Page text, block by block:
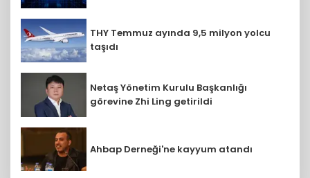
THY Temmuz ayında 9,5 milyon yolcu
taşıdı
Netaş Yönetim Kurulu Başkanlığı
görevine Zhi Ling getirildi
Ahbap Derneği'ne kayyum atandı